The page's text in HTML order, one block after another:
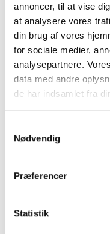
annoncer, til at vise
at analysere vores
din brug af vores
for sociale medier,
analysepartnere.
data med andre
de har indsamlet fra
Nødvendig
Præferencer
Statistik
relationer.Bent
perspektiver på
geopolitik.
Journalistik,
og arbejder midt i
journalistik,
fremhæves her med